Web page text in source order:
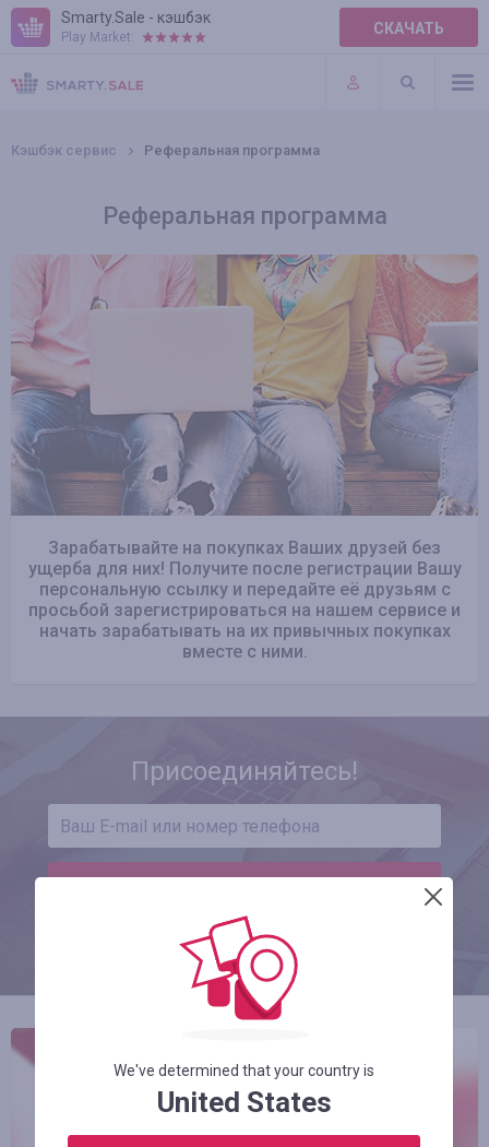
Smarty.Sale - кэшбэк
Play Market: СКАЧАТЬ
ПРАВИЛА
ПЛАГИНЫ
Кэшбэк сервис Реферальная программа
Реферальная программа
Зарабатывайте на покупках Ваших друзей без
ущерба для них! Получите после регистрации Вашу
персональную ссылку и передайте её друзьям с
просьбой зарегистрироваться на нашем сервисе и
начать зарабатывать на их привычных покупках
вместе с ними.
Присоединяйтесь!
Уже зарегистрированы?
We've determined that your country is
United States